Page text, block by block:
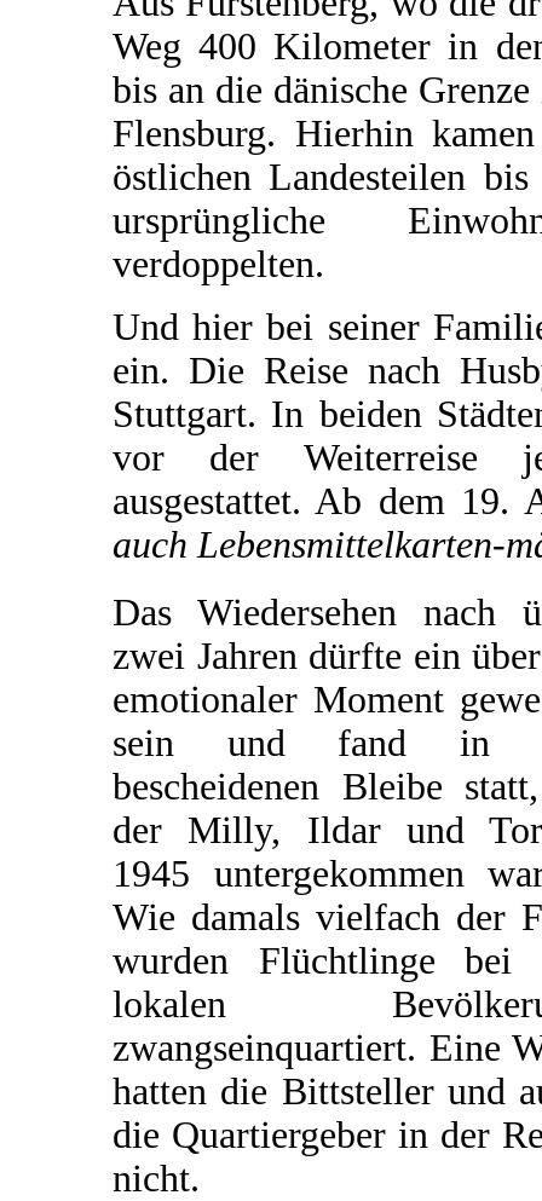
Weg 400 Kilometer in
bis an die dänische
Flensburg. Hierhin
östlichen Landesteilen
ursprüngliche
verdoppelten.
Und hier bei seiner
ein. Die Reise nach
Stuttgart. In beiden
vor der Weiterreise
ausgestattet. Ab dem
auch Lebensmittelkarten-
Das Wiedersehen nach
zwei Jahren dürfte ein
emotionaler Moment
sein und fand in
bescheidenen Bleibe
der Milly, Ildar und
1945 untergekommen
Wie damals vielfach der
wurden Flüchtlinge bei
lokalen
zwangseinquartiert. Eine
hatten die Bittsteller und
die Quartiergeber in der
nicht.